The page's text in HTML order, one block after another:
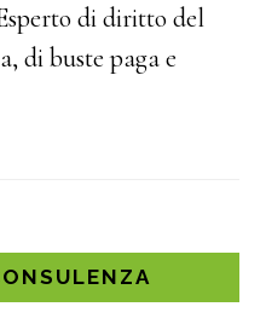
di diritto del
di buste paga e